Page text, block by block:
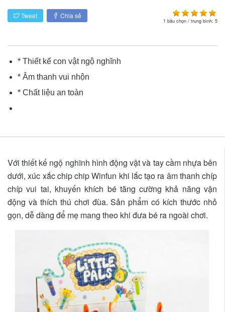
1 bầu chọn / trung bình: 5
Tweet Chia sẻ
* Thiết kế con vật ngộ nghĩnh
* Âm thanh vui nhộn
* Chất liệu an toàn
Với thiết kế ngộ nghĩnh hình động vật và tay cầm nhựa bên
dưới, xúc xắc chip chip Winfun khi lắc tạo ra âm thanh chíp
chíp vui tai, khuyến khích bé tăng cường khả năng vận
động và thích thú chơi đùa. Sản phẩm có kích thước nhỏ
gọn, dễ dàng để mẹ mang theo khi đưa bé ra ngoài chơi.